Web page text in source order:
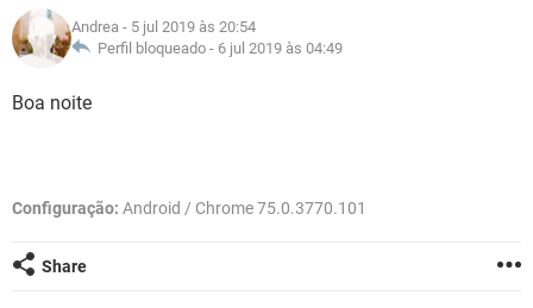
GUIA DE COMPRAS
INSTAGRAM
CELULAR
OUTLOOK EXCEL
INSTAGRAM
JOGOS
OUTLOOK
GLOSSÁRIO
INSTAGRAM GMAIL
GUIA DE COMPRAS
Andrea - 5 jul 2019 às 20:54
Perfil bloqueado - 6 jul 2019 às 04:49
Boa noite
Configuração: Android / Chrome 75.0.3770.101
Share